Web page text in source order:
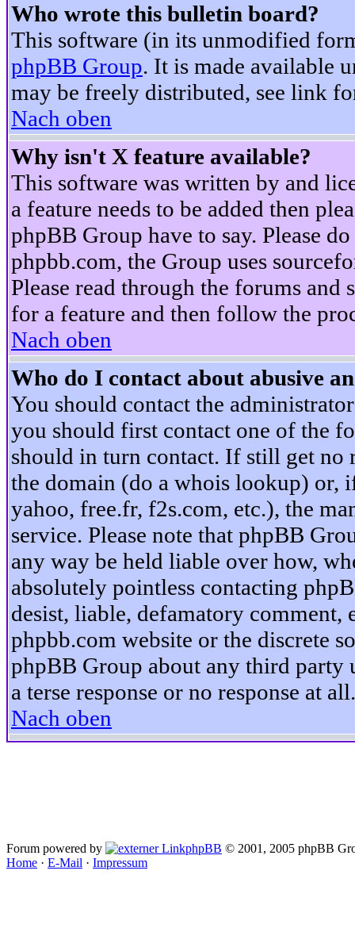
Who wrote this bulletin board?
This software (in its unmodified
phpBB Group. It is made available
may be freely distributed, see link
Nach oben
Why isn't X feature available?
This software was written by and
a feature needs to be added then
phpBB Group have to say. Please
phpbb.com, the Group uses
Please read through the forums
for a feature and then follow the
Nach oben
Who do I contact about abusive
You should contact the
you should first contact one of the
should in turn contact. If still get no
the domain (do a whois lookup) or,
yahoo, free.fr, f2s.com, etc.), the
service. Please note that phpBB
any way be held liable over how,
absolutely pointless contacting
desist, liable, defamatory
phpbb.com website or the discrete
phpBB Group about any third party
a terse response or no response at all.
Nach oben
Forum powered by phpBB © 2001, 2005 phpBB
Home · E-Mail · Impressum